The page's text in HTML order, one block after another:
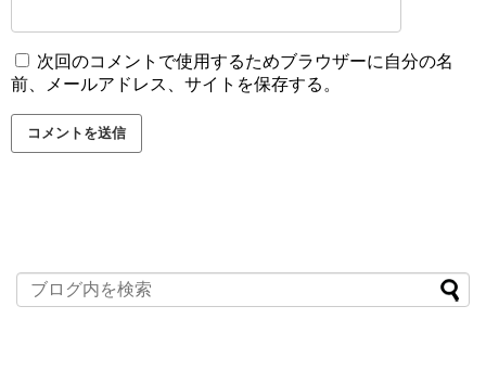
次回のコメントで使用するためブラウザーに自分の名
前、メールアドレス、サイトを保存する。